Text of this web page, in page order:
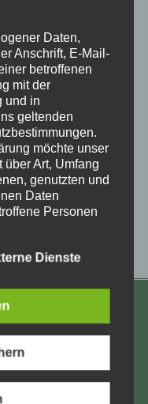
NRW: Positive
Impulse für den
Alltag
Daten,
Anschrift, E-Mail-
betroffenen
mit der
und in
geltenden
möchte unser
Art, Umfang
genutzten und
Daten
Personen
möglichst
Daten
Internetbasierte
ein absoluter
kann. Aus
Dienste